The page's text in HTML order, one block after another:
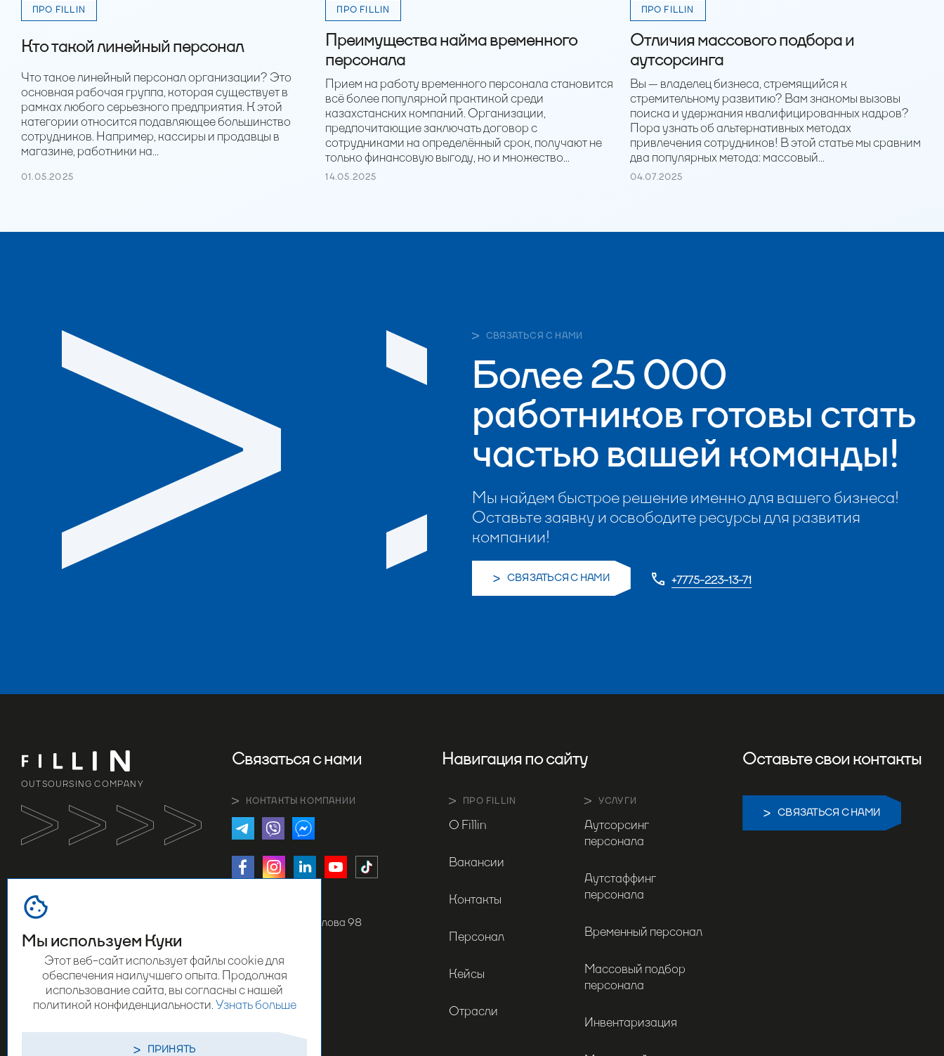
Мы используем Куки
Этот веб-сайт использует файлы cookie для
обеспечения наилучшего опыта. Продолжая
использование сайта, вы согласны с нашей
политикой конфиденциальности.Узнать больше
ПРИНЯТЬ
ПРО FILLIN
Кто такой линейный персонал
Что такое линейный персонал организации? Это
основная рабочая группа, которая существует в
рамках любого серьезного предприятия. К этой
категории относится подавляющее большинство
сотрудников. Например, кассиры и продавцы в
магазине, работники на...
01.05.2025
ПРО FILLIN
Преимущества найма временного
персонала
Прием на работу временного персонала становится
всё более популярной практикой среди
казахстанских компаний. Организации,
предпочитающие заключать договор с
сотрудниками на определённый срок, получают не
только финансовую выгоду, но и множество...
14.05.2025
ПРО FILLIN
Отличия массового подбора и
аутсорсинга
Вы — владелец бизнеса, стремящийся к
стремительному развитию? Вам знакомы вызовы
поиска и удержания квалифицированных кадров?
Пора узнать об альтернативных методах
привлечения сотрудников! В этой статье мы сравним
два популярных метода: массовый...
04.07.2025
СВЯЗАТЬСЯ С НАМИ
Более 25 000
работников готовы стать
частью вашей команды!
Мы найдем быстрое решение именно для вашего бизнеса!
Оставьте заявку и освободите ресурсы для развития
компании!
СВЯЗАТЬСЯ С НАМИ +7775-223-13-71
OUTSOURSING COMPANY
Связаться с нами
КОНТАКТЫ КОМПАНИИ
Алматы, ул. Панфилова 98
Навигация по сайту
ПРО FILLIN
О Fillin
Вакансии
Контакты
Персонал
Кейсы
Отрасли
УСЛУГИ
Аутсорсинг
персонала
Аутстаффинг
персонала
Временный персонал
Массовый подбор
персонала
Инвентаризация
Оставьте свои контакты
СВЯЗАТЬСЯ С НАМИ